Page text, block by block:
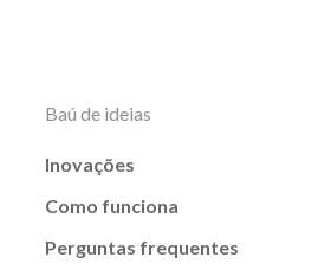
Baú de ideias
Inovações
Como funciona
Perguntas frequentes